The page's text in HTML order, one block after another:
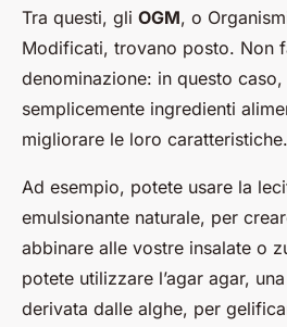
Tra questi, gli OGM, o
Modificati, trovano posto. Non
denominazione: in questo
semplicemente ingredienti
migliorare le loro caratteristiche.
Ad esempio, potete usare la
emulsionante naturale, per
abbinare alle vostre insalate o
potete utilizzare l’agar agar,
derivata dalle alghe, per